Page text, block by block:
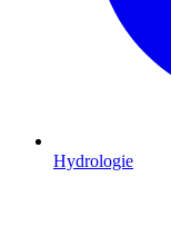
Hydrologie